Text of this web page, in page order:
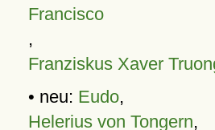
Francisco
,
Franziskus Xaver
• neu: Eudo,
Helerius von Tongern,